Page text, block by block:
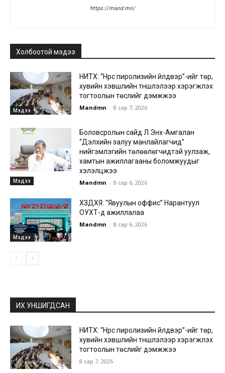
https://mand.mn/
Холбоотой мэдээ
Мэдээ
НИТХ: “Нүүрс пиролизийн үйлдвэр”-ийг төр,
хувийн хэвшлийн түншлэлээр хэрэгжүүлэх
тогтоолын төслийг дэмжжээ
Mandmn - 8 сар 7, 2026
Мэдээ
Боловсролын сайд Л.Энх-Амгалан
“Дэлхийн залуу манлайлагчид”
нийгэмлэгийн төлөөлөгчидтэй уулзаж,
хамтын ажиллагааны боломжуудыг
хэлэлцжээ
Mandmn - 8 сар 6, 2026
Мэдээ
ХЗДХЯ: “Явуулын оффис” Нарантуул
ОУХТ-д ажиллалаа
Mandmn - 8 сар 6, 2026
ИХ УНШИГДСАН
НИТХ: “Нүүрс пиролизийн үйлдвэр”-ийг төр,
хувийн хэвшлийн түншлэлээр хэрэгжүүлэх
тогтоолын төслийг дэмжжээ
8 сар 7, 2026